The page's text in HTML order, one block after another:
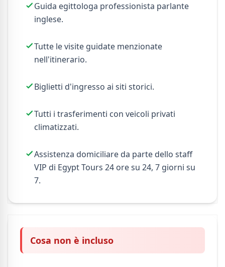
Guida egittologa professionista parlante
inglese.
Tutte le visite guidate menzionate
nell'itinerario.
Biglietti d'ingresso ai siti storici.
Tutti i trasferimenti con veicoli privati ​​
climatizzati.
Assistenza domiciliare da parte dello staff
VIP di Egypt Tours 24 ore su 24, 7 giorni su
7.
Cosa non è incluso